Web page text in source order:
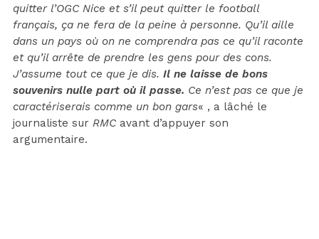
quitter l’OGC Nice et s’il peut quitter le football
français, ça ne fera de la peine à personne. Qu’il aille
dans un pays où on ne comprendra pas ce qu’il raconte
et qu’il arrête de prendre les gens pour des cons.
J’assume tout ce que je dis. Il ne laisse de bons
souvenirs nulle part où il passe. Ce n’est pas ce que je
caractériserais comme un bon gars« , a lâché le
journaliste sur RMC avant d’appuyer son
argumentaire.